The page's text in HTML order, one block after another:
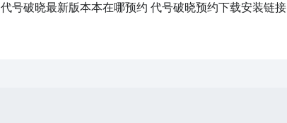
新版预约/下...
代号破晓最新版本本在哪预约 代号破晓预约下载安装链接